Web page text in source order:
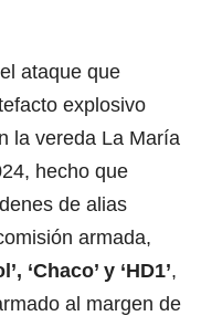
ataque que
explosivo
la vereda La María
hecho que
de alias
armada,
‘Chaco’ y ‘HD1’,
al margen de